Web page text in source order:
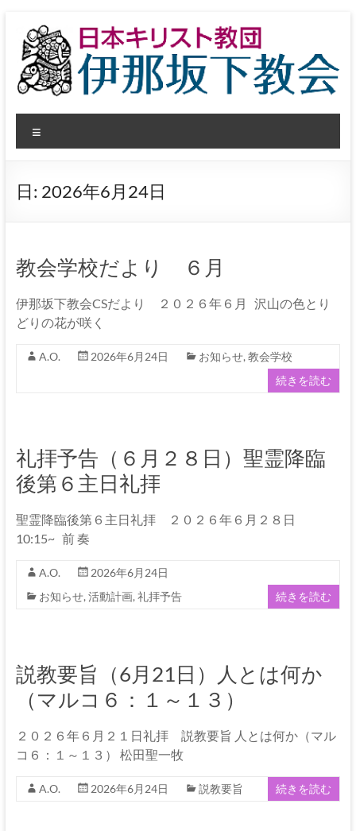
ス
ッ
日
本
キ
リ
ト
教
団
伊
下
教
会
イ
ス・
キ
の
る
神
ニ
ー
日: 2026年6月24日
教会学校だより ６月
伊那坂下教会CSだより ２０２６年６月 沢山の色とり
どりの花が咲く
A.O. 2026年6月24日 お知らせ, 教会学校
続きを読む
礼拝予告（６月２８日）聖霊降臨
後第６主日礼拝
聖霊降臨後第６主日礼拝 ２０２６年６月２８日
10:15~ 前 奏
A.O.
2026年6月24日
お知らせ, 活動計画, 礼拝予告 続きを読む
説教要旨（6月21日）人とは何か
（マルコ６：１～１３）
２０２６年６月２１日礼拝 説教要旨 人とは何か（マル
コ６：１～１３） 松田聖一牧
A.O. 2026年6月24日 説教要旨 続きを読む